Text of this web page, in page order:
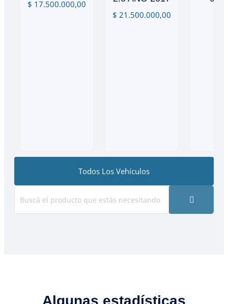
$ 17.500.000,00
$ 21.500.000,00
Todos Los Vehículos
Algunas estadísticas